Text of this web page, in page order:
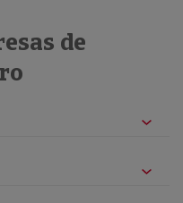
de